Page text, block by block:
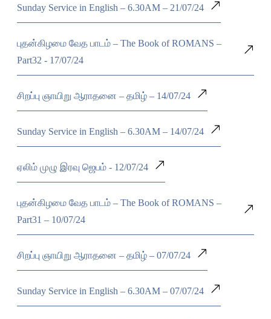
Sunday Service in English – 6.30AM – 21/07/24
புதன்கிழமை வேத பாடம் – The Book of ROMANS –
Part32 - 17/07/24
சிறப்பு ஞாயிறு ஆராதனை – தமிழ் – 14/07/24
Sunday Service in English – 6.30AM – 14/07/24
ஏலிம் முழு இரவு ஜெபம் - 12/07/24
புதன்கிழமை வேத பாடம் – The Book of ROMANS –
Part31 – 10/07/24
சிறப்பு ஞாயிறு ஆராதனை – தமிழ் – 07/07/24
Sunday Service in English – 6.30AM – 07/07/24